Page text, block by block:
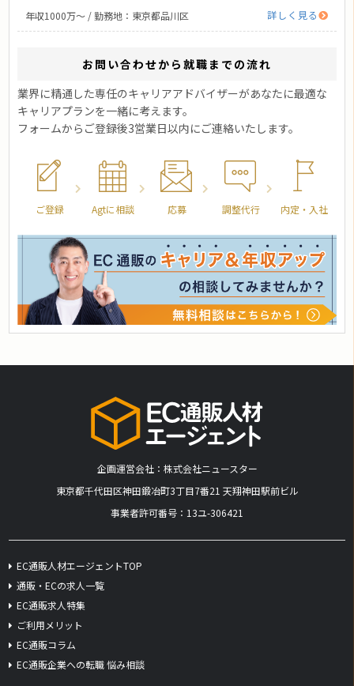
年収1000万〜 / 勤務地：東京都品川区
詳しく見る
お問い合わせから就職までの流れ
業界に精通した専任のキャリアアドバイザーがあなたに最適な
キャリアプランを一緒に考えます。
フォームからご登録後3営業日以内にご連絡いたします。
ご登録 Agtに相談 応募 調整代行 内定・入社
企画運営会社：株式会社ニュースター
​東京都千代田区神田鍛冶町3丁目7番21 天翔神田駅前ビル
事業者許可番号：13ユ-306421
EC通販人材エージェントTOP
通販・ECの求人一覧
EC通販求人特集
ご利用メリット
EC通販コラム
EC通販企業への転職 悩み相談